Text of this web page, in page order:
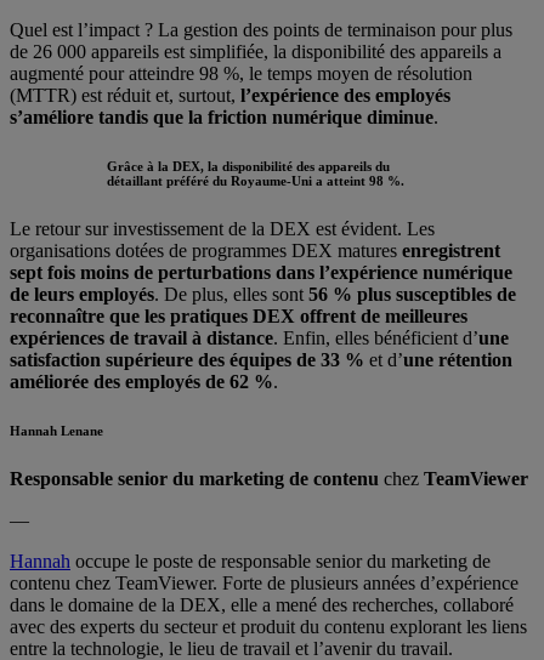
Quel est l’impact ? La gestion des points de terminaison pour plus
de 26 000 appareils est simplifiée, la disponibilité des appareils a
augmenté pour atteindre 98 %, le temps moyen de résolution
(MTTR) est réduit et, surtout, l’expérience des employés
s’améliore tandis que la friction numérique diminue.
Grâce à la DEX, la disponibilité des appareils du
détaillant préféré du Royaume-Uni a atteint 98 %.
Le retour sur investissement de la DEX est évident. Les
organisations dotées de programmes DEX matures enregistrent
sept fois moins de perturbations dans l’expérience numérique
de leurs employés. De plus, elles sont 56 % plus susceptibles de
reconnaître que les pratiques DEX offrent de meilleures
expériences de travail à distance. Enfin, elles bénéficient d’une
satisfaction supérieure des équipes de 33 % et d’une rétention
améliorée des employés de 62 %.
Hannah Lenane
Responsable senior du marketing de contenu chez TeamViewer
—
Hannah occupe le poste de responsable senior du marketing de
contenu chez TeamViewer. Forte de plusieurs années d’expérience
dans le domaine de la DEX, elle a mené des recherches, collaboré
avec des experts du secteur et produit du contenu explorant les liens
entre la technologie, le lieu de travail et l’avenir du travail.